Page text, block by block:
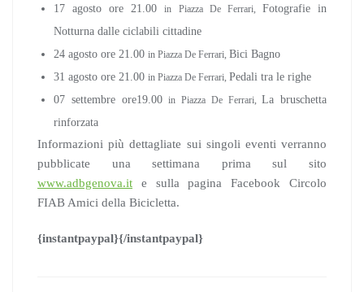
17 agosto ore 21.00in Piazza De Ferrari, Fotografie in
Notturna dalle ciclabili cittadine
24 agosto ore 21.00 in Piazza De Ferrari, Bici Bagno
31 agosto ore 21.00 in Piazza De Ferrari, Pedali tra le righe
07 settembre ore19.00in Piazza De Ferrari,La bruschetta
rinforzata
Informazioni più dettagliate sui singoli eventi verranno
pubblicate una settimana prima sul sito
www.adbgenova.it e sulla pagina Facebook Circolo
FIAB Amici della Bicicletta.
{instantpaypal}{/instantpaypal}